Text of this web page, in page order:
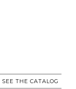
SEE THE CATALOG